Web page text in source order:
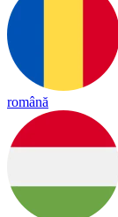
română